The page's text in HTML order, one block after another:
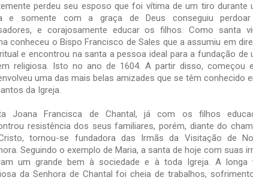
perdeu seu esposo que foi vítima de um tiro durante
e somente com a graça de Deus conseguiu
e corajosamente educar os filhos. Como santa
conheceu o Bispo Francisco de Sales que a assumiu em
e encontrou na santa a pessoa ideal para a fundação de
religiosa. Isto no ano de 1604. A partir disso, começou
uma das mais belas amizades que se têm conhecido
da Igreja.
Joana Francisca de Chantal, já com os filhos
resistência dos seus familiares, porém, diante do
tornou-se fundadora das Irmãs da Visitação de
Seguindo o exemplo de Maria, a santa de hoje com suas
um grande bem à sociedade e à toda Igreja. A longa
da Senhora de Chantal foi cheia de trabalhos,